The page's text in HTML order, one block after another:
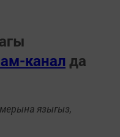
канал да
языгыз,